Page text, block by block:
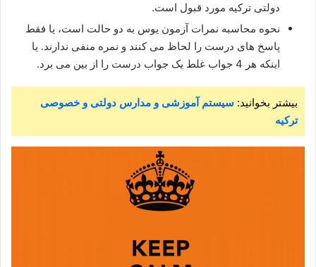
دولتی ترکیه مورد قبول است.
نحوه محاسبه نمرات آزمون یوس به دو حالت است، یا فقط
پاسخ های درست را لحاظ می کنند و نمره منفی ندارند. یا
اینکه هر 4 جواب غلط یک جواب درست را از بین می برد.
بیشتر بخوانید: سیستم آموزشی و مدارس دولتی و خصوصی
ترکیه